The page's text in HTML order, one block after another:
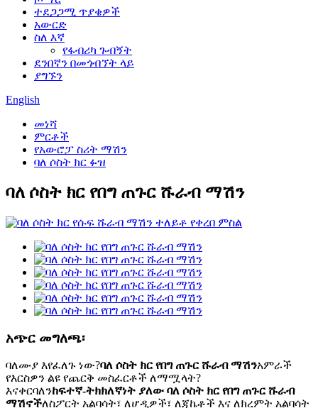
ተደጋጋሚ ጥያቄዎች
አውርድ
ስለ እኛ
የፋብሪካ ጉብኝት
ደንበኛን በመጎብኘት ላይ
ያግኙን
English
መነሻ
ምርቶች
የአውሮፓ ስሪት ማሽን
ባለ ሶስት ክር ፉዝ
ባለ ሶስት ክር የበግ ጠጉር ሹራብ ማሽን
አጭር መግለጫ፡
ባለሙያ እየፈለጉ ነው?ባለ ሶስት ክር የበግ ጠጉር ሹራብ ማሽንአምራች
የእርስዎን ልዩ የጨርቅ መስፈርቶች ለማሟላት?
እናቀርባለንከፍተኛ-ትክክለኛነት ያለው ባለ ሶስት ክር የበግ ጠጉር ሹራብ
ማሽኖችለስፖርት አልባሳት፣ ለሆዲዎች፣ ለጃኬቶች እና ለክረምት አልባሳት